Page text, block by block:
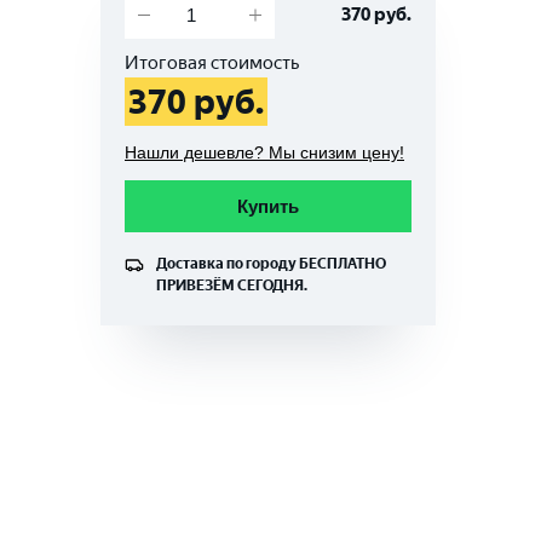
370руб.
Итоговая стоимость
370 руб.
Нашли дешевле? Мы снизим цену!
Купить
Доставка по городу БЕСПЛАТНО
ПРИВЕЗЁМ СЕГОДНЯ.